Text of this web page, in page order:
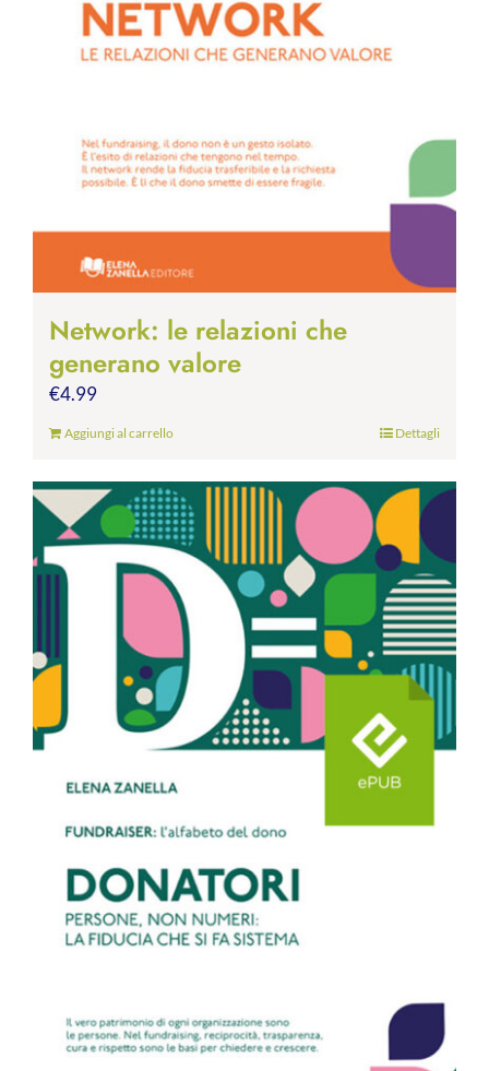
Network: le relazioni che
generano valore
€4.99
Aggiungi al carrello Dettagli